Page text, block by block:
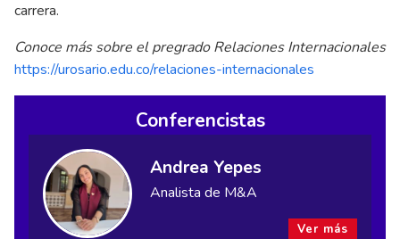
carrera.
Conoce más sobre el pregrado Relaciones Internacionales
https://urosario.edu.co/relaciones-internacionales
Conferencistas
Andrea Yepes
Analista de M&A
Ver más